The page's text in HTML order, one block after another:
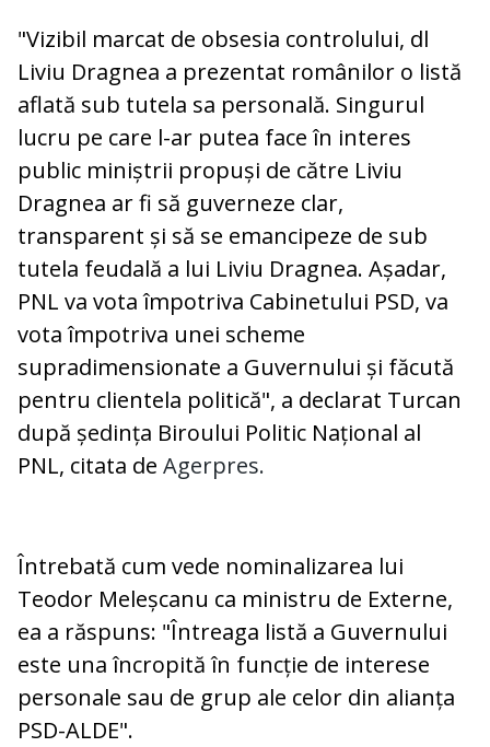
"Vizibil marcat de obsesia controlului, dl
Liviu Dragnea a prezentat românilor o listă
aflată sub tutela sa personală. Singurul
lucru pe care l-ar putea face în interes
public miniștrii propuși de către Liviu
Dragnea ar fi să guverneze clar,
transparent și să se emancipeze de sub
tutela feudală a lui Liviu Dragnea. Așadar,
PNL va vota împotriva Cabinetului PSD, va
vota împotriva unei scheme
supradimensionate a Guvernului și făcută
pentru clientela politică", a declarat Turcan
după ședința Biroului Politic Național al
PNL, citata de Agerpres.
Întrebată cum vede nominalizarea lui
Teodor Meleșcanu ca ministru de Externe,
ea a răspuns: "Întreaga listă a Guvernului
este una încropită în funcție de interese
personale sau de grup ale celor din alianța
PSD-ALDE".